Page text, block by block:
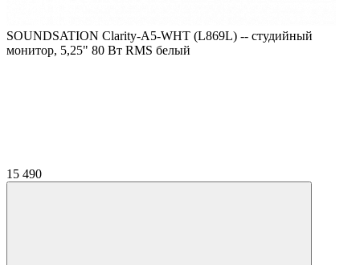
SOUNDSATION Clarity-A5-WHT (L869L) -- студийный
монитор, 5,25" 80 Вт RMS белый
15 490